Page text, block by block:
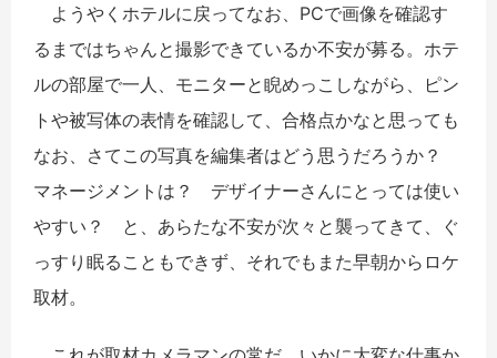
ようやくホテルに戻ってなお、PCで画像を確認す
るまではちゃんと撮影できているか不安が募る。ホテ
ルの部屋で一人、モニターと睨めっこしながら、ピン
トや被写体の表情を確認して、合格点かなと思っても
なお、さてこの写真を編集者はどう思うだろうか？
マネージメントは？ デザイナーさんにとっては使い
やすい？ と、あらたな不安が次々と襲ってきて、ぐ
っすり眠ることもできず、それでもまた早朝からロケ
取材。